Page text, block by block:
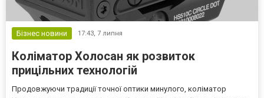
Бізнес новини 17:43, 7 липня
Коліматор Холосан як розвиток
прицільних технологій
Продовжуючи традиції точної оптики минулого, коліматор